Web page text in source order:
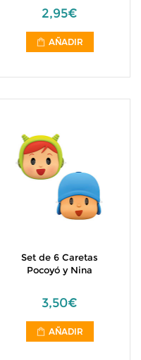
2,95€
AÑADIR
Set de 6 Caretas
Pocoyó y Nina
3,50€
AÑADIR